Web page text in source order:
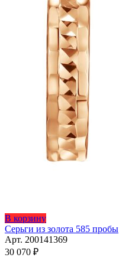
В корзину
Серьги из золота 585 пробы
Арт. 200141369
30 070 ₽